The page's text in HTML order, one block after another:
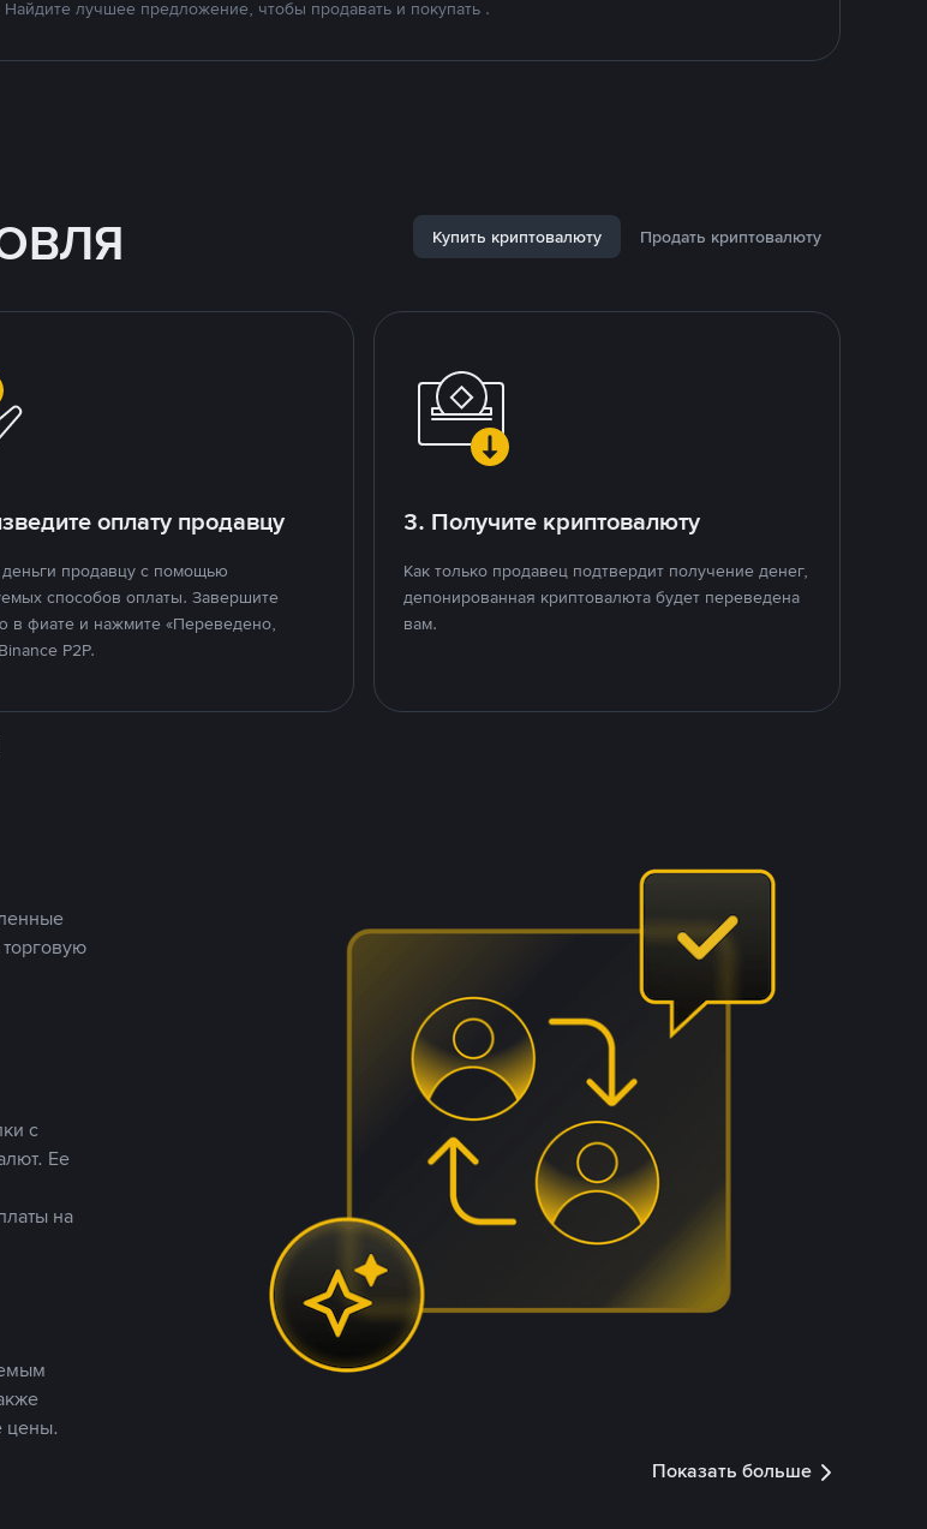
лучшее предложение, чтобы продавать и покупать .
Купить криптовалюту Продать криптовалюту
оплату продавцу
деньги продавцу с помощью
способов оплаты. Завершите
в фиате и нажмите «Переведено,
P2P.
3. Получите криптовалюту
Как только продавец подтвердит получение денег,
депонированная криптовалюта будет переведена
вам.
с
Ее
на
цены.
Показать больше